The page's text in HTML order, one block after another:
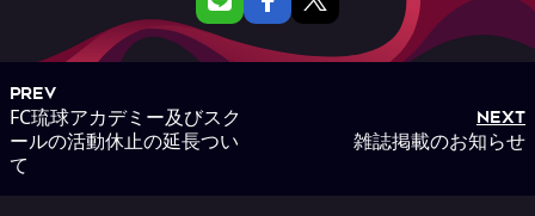
PREV
FC琉球アカデミー及びスク
ールの活動休止の延長つい
て
NEXT
雑誌掲載のお知らせ